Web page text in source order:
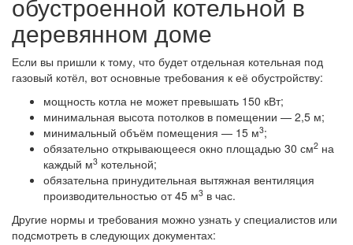
обустроенной котельной в
деревянном доме
Если вы пришли к тому, что будет отдельная котельная под
газовый котёл, вот основные требования к её обустройству:
мощность котла не может превышать 150 кВт;
минимальная высота потолков в помещении — 2,5 м;
минимальный объём помещения — 15 м3;
обязательно открывающееся окно площадью 30 см2 на
каждый м3 котельной;
обязательна принудительная вытяжная вентиляция
производительностью от 45 м3 в час.
Другие нормы и требования можно узнать у специалистов или
подсмотреть в следующих документах: